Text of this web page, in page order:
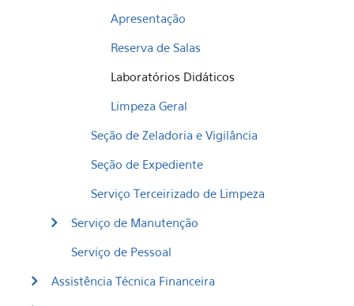
Apresentação
Reserva de Salas
Laboratórios Didáticos
Limpeza Geral
Seção de Zeladoria e Vigilância
Seção de Expediente
Serviço Terceirizado de Limpeza
Serviço de Manutenção
Serviço de Pessoal
Assistência Técnica Financeira